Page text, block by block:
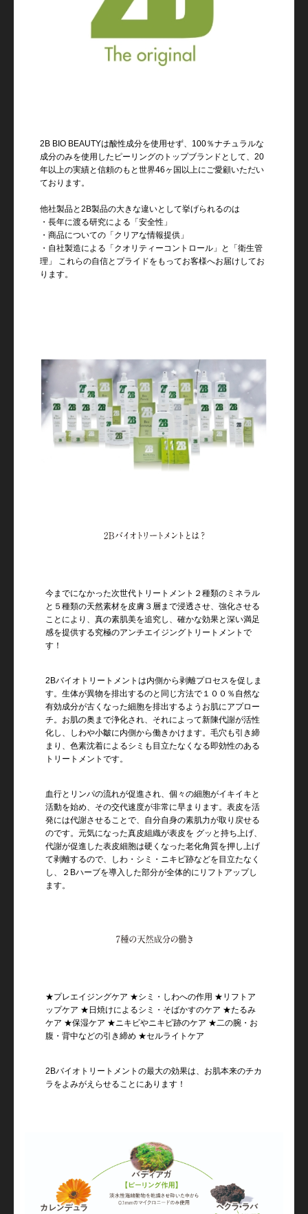
2B BIO BEAUTYは酸性成分を使用せず、 100％ナチュラルな
成分のみを使用したピーリングのトップブランドとして、20
年以上の実績と信頼のもと世界46ヶ国以上にご愛顧いただい
ております。
他社製品と2B製品の大きな違いとして挙げられるのは
・長年に渡る研究による「安全性」
・商品についての「クリアな情報提供」
・自社製造による「クオリティーコントロール」と「衛生管
理」
これらの自信とプライドをもってお客様へお届けしてお
ります。
今までになかった次世代トリートメント２種類のミネラル
と５種類の天然素材を皮膚３層まで浸透させ、強化させる
ことにより、真の素肌美を追究し、確かな効果と深い満足
感を提供する究極のアンチエイジングトリートメントで
す！
2Bバイオトリートメントは内側から剥離プロセスを促しま
す。生体が異物を排出するのと同じ方法で１００％自然な
有効成分が古くなった細胞を排出するようお肌にアプロー
チ。お肌の奥まで浄化され、それによって新陳代謝が活性
化し、しわや小皺に内側から働きかけます。毛穴も引き締
まり、色素沈着によるシミも目立たなくなる即効性のある
トリートメントです。
血行とリンパの流れが促進され、個々の細胞がイキイキと
活動を始め、その交代速度が非常に早まります。表皮を活
発には代謝させることで、自分自身の素肌力が取り戻せる
のです。元気になった真皮組織が表皮を グッと持ち上げ、
代謝が促進した表皮細胞は硬くなった老化角質を押し上げ
て剥離するので、しわ・シミ・ニキビ跡などを目立たなく
し、２Bハーブを導入した部分が全体的にリフトアップし
ます。
★プレエイジングケア ★シミ・しわへの作用 ★リフトア
ップケア ★日焼けによるシミ・そばかすのケア ★たるみ
ケア ★保湿ケア ★ニキビやニキビ跡のケア ★二の腕・お
腹・背中などの引き締め ★セルライトケア
2Bバイオトリートメントの最大の効果は、お肌本来のチカ
ラをよみがえらせることにあります！